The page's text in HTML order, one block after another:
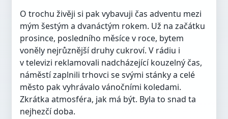
O trochu živěji si pak vybavuji čas adventu mezi
mým šestým a dvanáctým rokem. Už na začátku
prosince, posledního měsíce v roce, bytem
voněly nejrůznější druhy cukroví. V rádiu i
v televizi reklamovali nadcházející kouzelný čas,
náměstí zaplnili trhovci se svými stánky a celé
město pak vyhrávalo vánočními koledami.
Zkrátka atmosféra, jak má být. Byla to snad ta
nejhezčí doba.